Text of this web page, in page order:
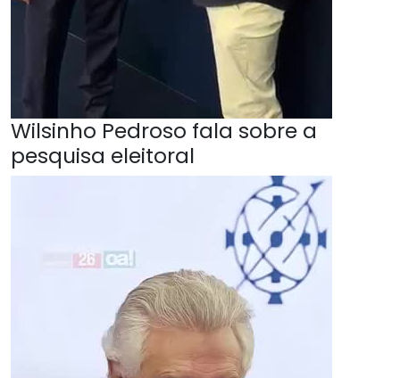
Wilsinho Pedroso fala sobre a
pesquisa eleitoral